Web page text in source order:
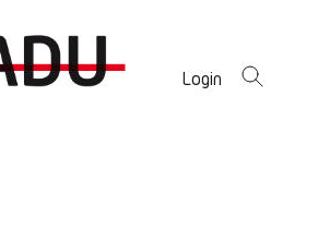
Login